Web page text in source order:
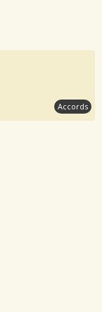
Accords